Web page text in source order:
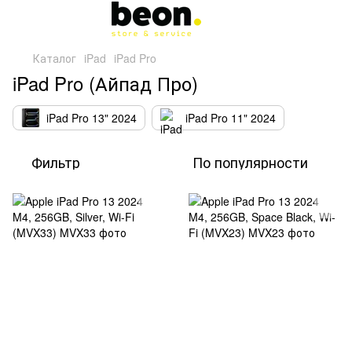
Каталог iPad iPad Pro
iPad Pro (Айпад Про)
iPad Pro 13" 2024 iPad Pro 11" 2024
Фильтр По популярности